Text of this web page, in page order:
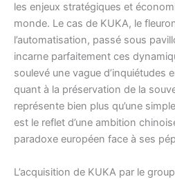
les enjeux stratégiques et
monde. Le cas de KUKA, le
l’automatisation, passé sous
incarne parfaitement ces
soulevé une vague d’inquiétudes
quant à la préservation de la
représente bien plus qu’une
est le reflet d’une ambition
paradoxe européen face à ses
L’acquisition de KUKA par le